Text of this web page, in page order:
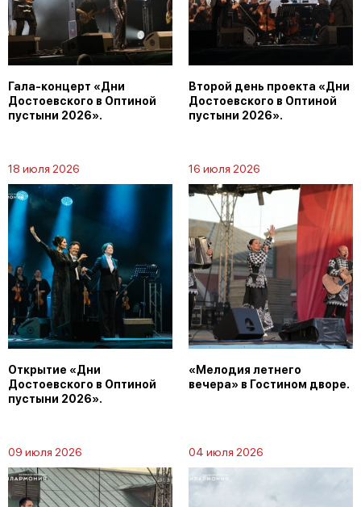
Гала-концерт «Дни
Достоевского в Оптиной
пустыни 2026».
Второй день проекта «Дни
Достоевского в Оптиной
пустыни 2026».
18 июля 2026
Открытие «Дни
Достоевского в Оптиной
пустыни 2026».
16 июля 2026
«Мелодия летнего
вечера» в Гостином дворе.
09 июля 2026 04 июля 2026